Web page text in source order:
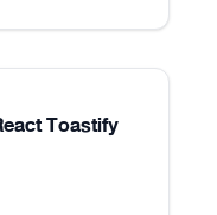
Toastify